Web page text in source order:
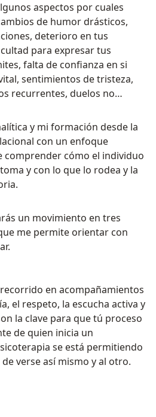
aspectos por cuales
de humor drásticos,
deterioro en tus
para expresar tus
falta de confianza en si
sentimientos de tristeza,
recurrentes, duelos no
y mi formación desde la
con un enfoque
cómo el individuo
y con lo que lo rodea y la
un movimiento en tres
me permite orientar con
en acompañamientos
el respeto, la escucha activa y
la clave para que tú proceso
de quien inicia un
se está permitiendo
verse así mismo y al otro.